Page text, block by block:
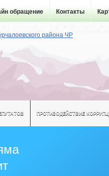
обращение Контакты
ПРОТИВОДЕЙСТВИЕ